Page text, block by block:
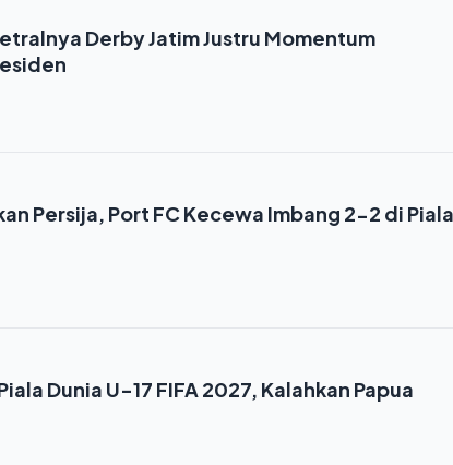
Derby Jatim Justru Momentum
Persija, Port FC Kecewa Imbang 2-2 di Piala
Dunia U-17 FIFA 2027, Kalahkan Papua